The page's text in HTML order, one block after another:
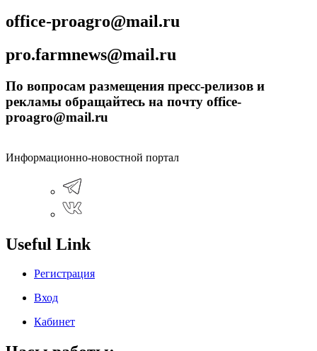
office-proagro@mail.ru
pro.farmnews@mail.ru
По вопросам размещения пресс-релизов и
рекламы обращайтесь на почту office-
proagro@mail.ru
Информационно-новостной портал
Useful Link
Регистрация
Вход
Кабинет